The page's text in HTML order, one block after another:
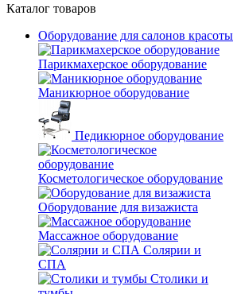
Каталог товаров
Оборудование для салонов красоты
Парикмахерское оборудование
Маникюрное оборудование
Педикюрное оборудование
Косметологическое оборудование
Оборудование для визажиста
Массажное оборудование
Солярии и
СПА
Столики и